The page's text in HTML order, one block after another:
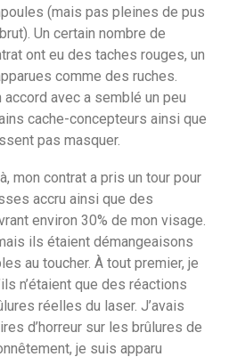
(mais pas pleines de pus
Un certain nombre de
ont eu des taches rouges, un
comme des ruches.
accord avec a semblé un peu
cache-concepteurs ainsi que
pas masquer.
mon contrat a pris un tour pour
accru ainsi que des
environ 30% de mon visage.
ils étaient démangeaisons
au toucher. À tout premier, je
n’étaient que des réactions
réelles du laser. J’avais
d’horreur sur les brûlures de
je suis apparu